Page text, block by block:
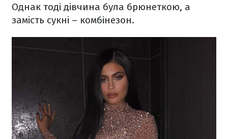
Однак тоді дівчина була брюнеткою, а
замість сукні – комбінезон.